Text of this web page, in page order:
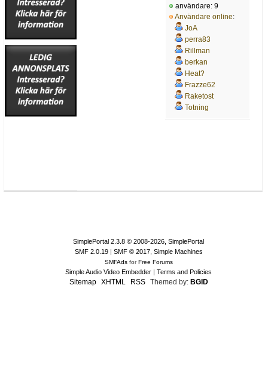
användare: 9
Användare online:
JoA
perra83
Rillman
berkan
Heat?
Frazze62
Raketost
Totning
SimplePortal 2.3.8 © 2008-2026, SimplePortal
SMF 2.0.19| SMF © 2017, Simple Machines
SMFAdsforFree Forums
Simple Audio Video Embedder | Terms and Policies
Sitemap XHTML RSS Themed by: BGID